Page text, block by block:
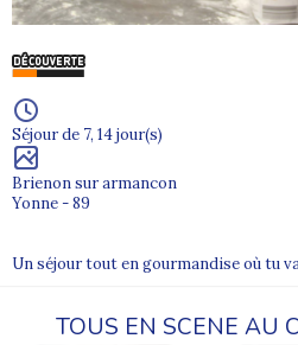
Séjour de 7, 14 jour(s)
Brienon sur armancon
Yonne - 89
Un séjour tout en gourmandise où tu
TOUS EN SCENE AU